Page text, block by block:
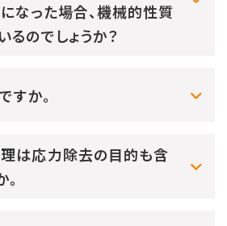
なった場合、機械的性質
るのでしょうか？
すか。
は応力除去の目的も含